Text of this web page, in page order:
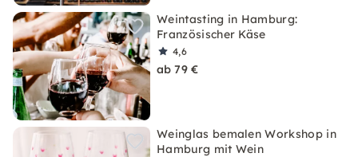
Weintasting in Hamburg:
Französischer Käse
4,6
ab 79 €
Weinglas bemalen Workshop in
Hamburg mit Wein